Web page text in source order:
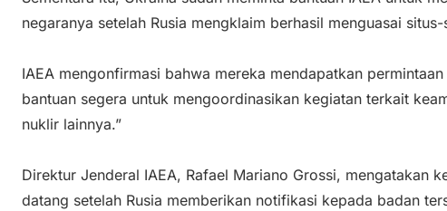
negaranya setelah Rusia mengklaim berhasil menguasai
IAEA mengonfirmasi bahwa mereka mendapatkan
bantuan segera untuk mengoordinasikan kegiatan terkait
nuklir lainnya.”
Direktur Jenderal IAEA, Rafael Mariano Grossi, mengatakan
datang setelah Rusia memberikan notifikasi kepada badan